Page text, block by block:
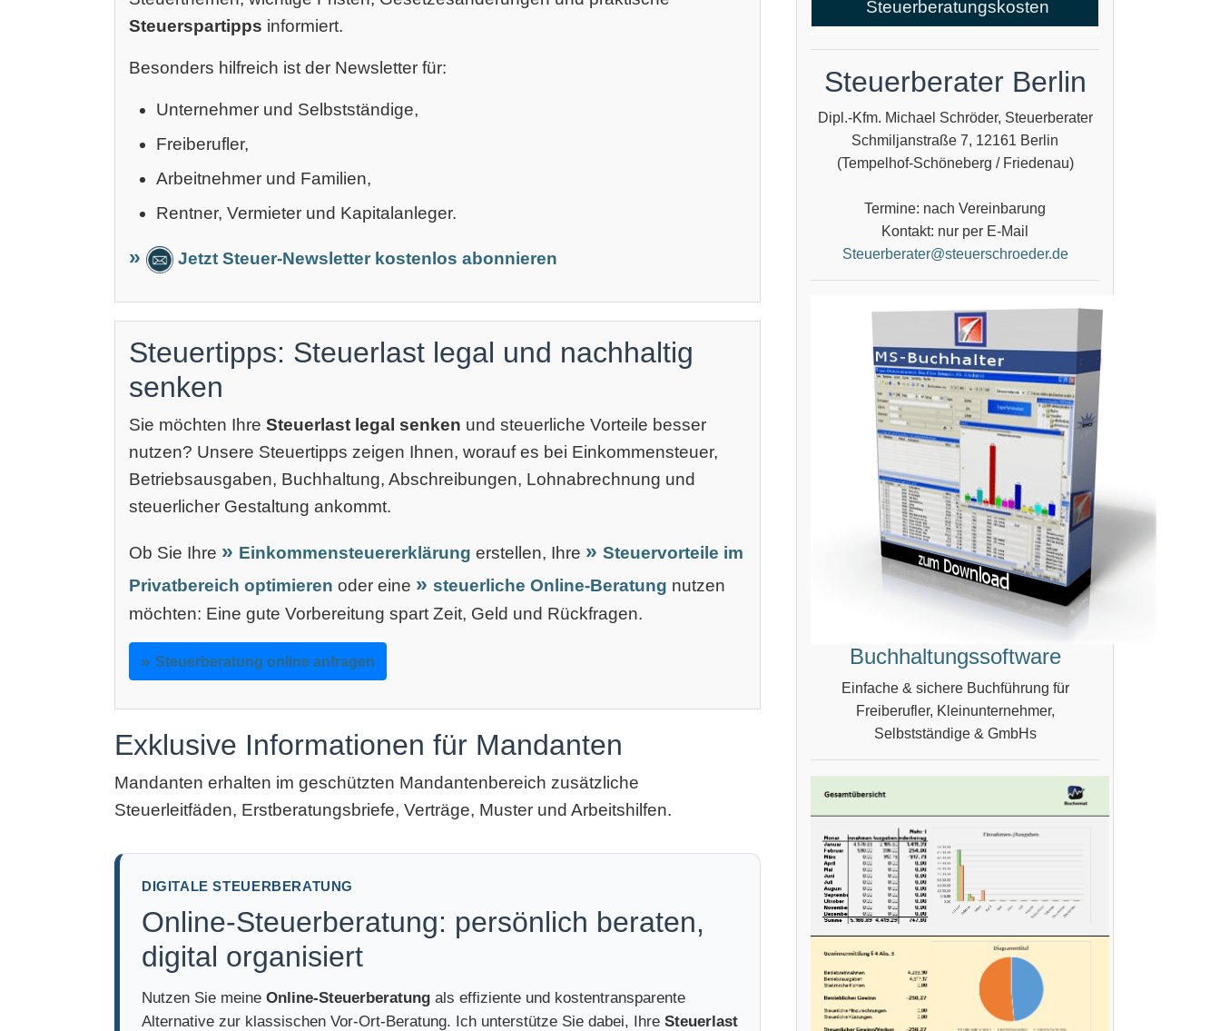
Steuerspartipps informiert.
Besonders hilfreich ist der Newsletter für:
Unternehmer und Selbstständige,
Freiberufler,
Arbeitnehmer und Familien,
Rentner, Vermieter und Kapitalanleger.
Jetzt Steuer-Newsletter kostenlos abonnieren
Steuertipps: Steuerlast legal und nachhaltig
senken
Sie möchten Ihre Steuerlast legal senken und steuerliche Vorteile besser
nutzen? Unsere Steuertipps zeigen Ihnen, worauf es bei Einkommensteuer,
Betriebsausgaben, Buchhaltung, Abschreibungen, Lohnabrechnung und
steuerlicher Gestaltung ankommt.
Ob Sie Ihre Einkommensteuererklärung erstellen, Ihre
Steuervorteile im
Privatbereich optimieren oder eine steuerliche Online-Beratung nutzen
möchten: Eine gute Vorbereitung spart Zeit, Geld und Rückfragen.
Steuerberatung online anfragen
Exklusive Informationen für Mandanten
Mandanten erhalten im geschützten Mandantenbereich zusätzliche
Steuerleitfäden, Erstberatungsbriefe, Verträge, Muster und Arbeitshilfen.
DIGITALE STEUERBERATUNG
Online-Steuerberatung: persönlich beraten,
digital organisiert
Nutzen Sie meine Online-Steuerberatung als effiziente und kostentransparente
Alternative zur klassischen Vor-Ort-Beratung. Ich unterstütze Sie dabei, Ihre Steuerlast
Steuerberatungskosten
Steuerberater Berlin
Dipl.-Kfm. Michael Schröder, Steuerberater
Schmiljanstraße 7, 12161 Berlin
(Tempelhof-Schöneberg / Friedenau)
Termine: nach Vereinbarung
Kontakt: nur per E-Mail
Steuerberater@steuerschroeder.de
Buchhaltungssoftware
Einfache & sichere Buchführung für
Freiberufler, Kleinunternehmer,
Selbstständige & GmbHs